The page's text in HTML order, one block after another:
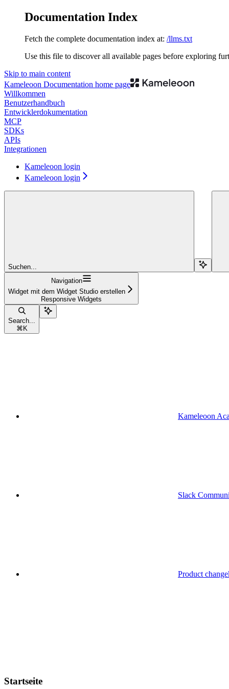
Documentation Index
Fetch the complete documentation index at: /llms.txt
Use this file to discover all available pages before exploring
Skip to main content
Kameleoon Documentation home page
Willkommen
Benutzerhandbuch
Entwicklerdokumentation
MCP
SDKs
APIs
Integrationen
Kameleoon login
Kameleoon login
Suchen...
Navigation
Widget mit dem Widget Studio erstellen
Responsive Widgets
Search...
⌘ K
Kameleoon
Slack
Product
Startseite